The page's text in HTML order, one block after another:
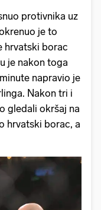
protivnika uz
je to
hrvatski borac
je nakon toga
napravio je
Nakon tri i
gledali okršaj na
hrvatski borac, a